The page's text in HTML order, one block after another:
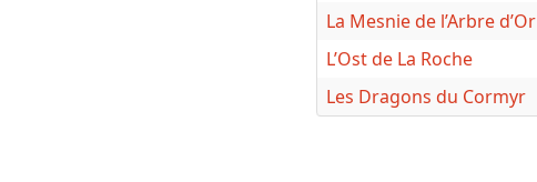
La Mesnie de l’Arbre d’Or
L’Ost de La Roche
Les Dragons du Cormyr